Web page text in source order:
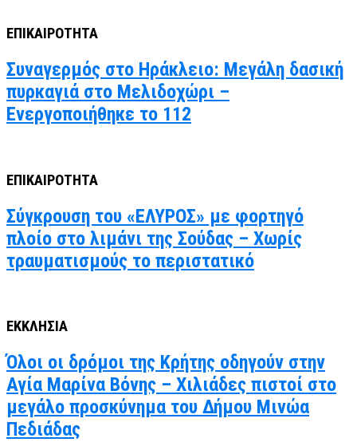
ΕΠΙΚΑΙΡΟΤΗΤΑ
Συναγερμός στο Ηράκλειο: Μεγάλη δασική
πυρκαγιά στο Μελιδοχώρι –
Ενεργοποιήθηκε το 112
ΕΠΙΚΑΙΡΟΤΗΤΑ
Σύγκρουση του «ΕΛΥΡΟΣ» με φορτηγό
πλοίο στο λιμάνι της Σούδας – Χωρίς
τραυματισμούς το περιστατικό
ΕΚΚΛΗΣΙΑ
Όλοι οι δρόμοι της Κρήτης οδηγούν στην
Αγία Μαρίνα Βόνης – Χιλιάδες πιστοί στο
μεγάλο προσκύνημα του Δήμου Μινώα
Πεδιάδας